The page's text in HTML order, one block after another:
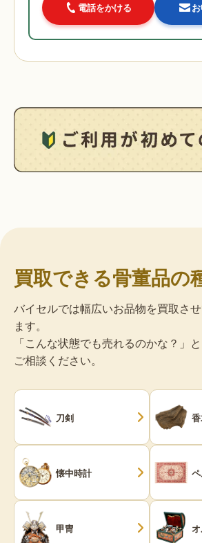
電話をかける
買取できる骨董品の
バイセルでは幅広いお品物を買取さ
ます。
「こんな状態でも売れるのかな？」
ご相談ください。
刀剣
懐中時計
甲冑